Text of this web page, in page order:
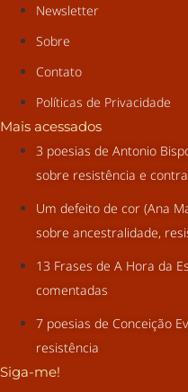
Newsletter
Sobre
Contato
Políticas de Privacidade
Mais acessados
3 poesias de Antonio
sobre resistência e
Um defeito de cor (Ana
sobre ancestralidade,
13 Frases de A Hora da
comentadas
7 poesias de Conceição
resistência
Siga-me!